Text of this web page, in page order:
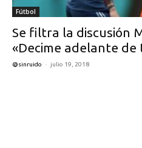
Fútbol
Se filtra la discusión
«Decime adelante de
@sinruido - julio 19, 2018